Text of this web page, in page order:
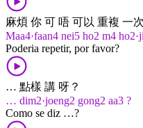
麻煩 你 可 唔 可以 重複 一
Maa4·faan4 nei5 ho2 m4
Poderia repetir, por favor?
… 點樣 講 呀？
… dim2·joeng2 gong2 aa3 ?
Como se diz …?